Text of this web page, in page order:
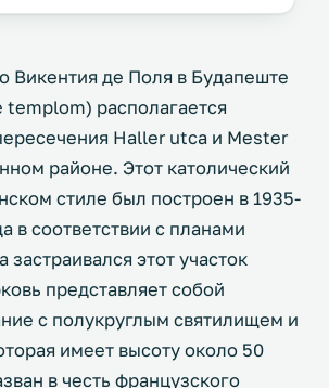
Викентия де Поля в Будапеште
templom) располагается
Haller utca и Mester
районе. Этот католический
стиле был построен в 1935-
в соответствии с планами
застраивался этот участок
представляет собой
с полукруглым святилищем и
имеет высоту около 50
в честь французского